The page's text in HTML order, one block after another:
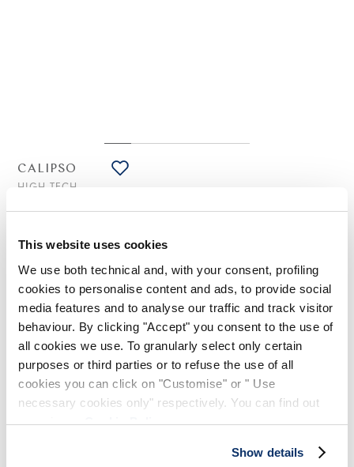
This website uses cookies
We use both technical and, with your consent, profiling
cookies to personalise content and ads, to provide social
media features and to analyse our traffic and track visitor
behaviour. By clicking "Accept" you consent to the use of
all cookies we use. To granularly select only certain
purposes or third parties or to refuse the use of all
cookies you can click on "Customise" or " Use
necessary cookies only" respectively. You can find out
more in ourCookie Policy.
Show details
CALIPSO
HIGH TECH
(Droits de douane compris)
NOTES DE STYLE
Calipso est la robe estivale par excellence, fraîche et
aérienne, mais avec une touche supplémentaire grâce aux
pinces frontales le long du buste qui créent des drapés
architecturaux latéraux.
Encolure ronde. Manches courtes. Poches à fente latérales.